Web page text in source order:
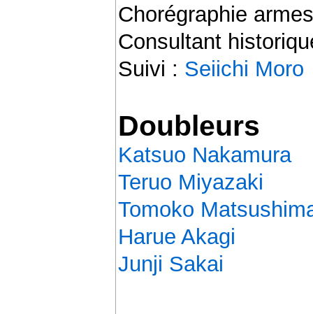
Chorégraphie
Consultant
Suivi : Seiichi Moro
Doubleurs
Katsuo Nakamura
Teruo Miyazaki
Tomoko
Harue Akagi
Junji Sakai